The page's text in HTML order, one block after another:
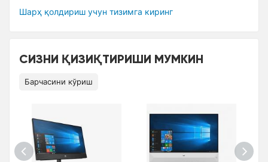
Шарҳ қолдириш учун тизимга киринг
СИЗНИ ҚИЗИҚТИРИШИ МУМКИН
Барчасини кўриш